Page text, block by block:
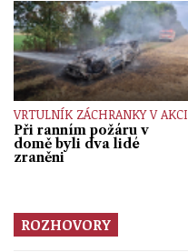
VRTULNÍK ZÁCHRANKY V AKCI
Při ranním požáru v
domě byli dva lidé
zraněni
ROZHOVORY